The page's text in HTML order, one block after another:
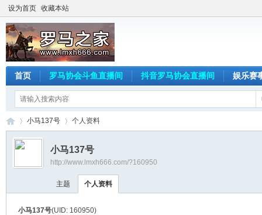
设为首页 收藏本站
首页 罗马协会斗鱼直播间 抖音罗马协会直播间 娱乐赛
›
小马137号 个人资料
小马137号
http://www.lmxh666.com/?160950
主题 个人资料
小马137号(UID: 160950)